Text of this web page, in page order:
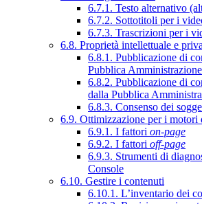
6.7.1. Testo alternativo
6.7.2. Sottotitoli per i
6.7.3. Trascrizioni per i
6.8. Proprietà intellettuale e
6.8.1. Pubblicazione di
Pubblica Amministrazione
6.8.2. Pubblicazione di
dalla Pubblica
6.8.3. Consenso dei
6.9. Ottimizzazione per i motori
6.9.1. I fattori on-page
6.9.2. I fattori off-page
6.9.3. Strumenti di
Console
6.10. Gestire i contenuti
6.10.1. L’inventario dei